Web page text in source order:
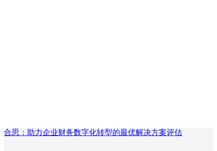
合思：助力企业财务数字化转型的最优解决方案评估